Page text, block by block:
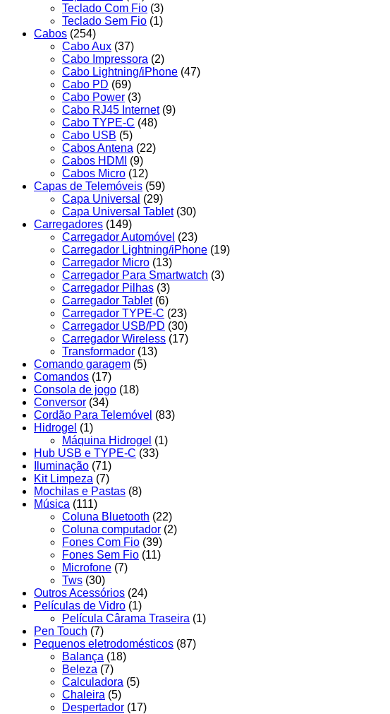
Teclado Com Fio (3)
Teclado Sem Fio (1)
Cabos (254)
Cabo Aux (37)
Cabo Impressora (2)
Cabo Lightning/iPhone (47)
Cabo PD (69)
Cabo Power (3)
Cabo RJ45 Internet (9)
Cabo TYPE-C (48)
Cabo USB (5)
Cabos Antena (22)
Cabos HDMI
(9)
Cabos Micro (12)
Capas de Telemóveis (59)
Capa Universal (29)
Capa Universal Tablet (30)
Carregadores (149)
Carregador Automóvel (23)
Carregador Lightning/iPhone (19)
Carregador Micro (13)
Carregador Para Smartwatch (3)
Carregador Pilhas (3)
Carregador Tablet (6)
Carregador TYPE-C (23)
Carregador USB/PD (30)
Carregador Wireless (17)
Transformador (13)
Comando garagem (5)
Comandos (17)
Consola de jogo (18)
Conversor (34)
Cordão Para Telemóvel (83)
Hidrogel (1)
Máquina Hidrogel (1)
Hub USB e TYPE-C (33)
Iluminação (71)
Kit Limpeza (7)
Mochilas e Pastas (8)
Música (111)
Coluna Bluetooth (22)
Coluna computador (2)
Fones Com Fio (39)
Fones Sem Fio (11)
Microfone (7)
Tws (30)
Outros Acessórios (24)
Películas de Vidro (1)
Película Cârama Traseira (1)
Pen Touch (7)
Pequenos eletrodomésticos (87)
Balança (18)
Beleza (7)
Calculadora (5)
Chaleira (5)
Despertador (17)